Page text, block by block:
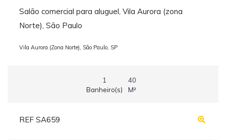
Salão comercial para aluguel, Vila Aurora (zona
Norte), São Paulo
Vila Aurora (Zona Norte), São Paulo, SP
1
Banheiro(s)
40
M²
REF SA659